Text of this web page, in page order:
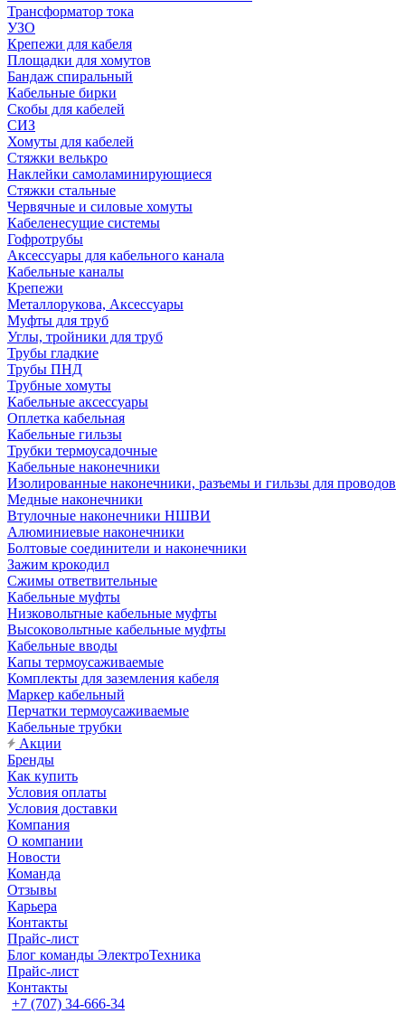
Трансформатор тока
УЗО
Крепежи для кабеля
Площадки для хомутов
Бандаж спиральный
Кабельные бирки
Cкобы для кабелей
СИЗ
Хомуты для кабелей
Стяжки велькро
Наклейки самоламинирующиеся
Стяжки стальные
Червячные и силовые хомуты
Кабеленесущие системы
Гофротрубы
Аксессуары для кабельного канала
Кабельные каналы
Крепежи
Металлорукова, Аксессуары
Муфты для труб
Углы, тройники для труб
Трубы гладкие
Трубы ПНД
Трубные хомуты
Кабельные аксессуары
Оплетка кабельная
Кабельные гильзы
Трубки термоусадочные
Кабельные наконечники
Изолированные наконечники, разъемы и гильзы для проводов
Медные наконечники
Втулочные наконечники НШВИ
Алюминиевые наконечники
Болтовые соединители и наконечники
Зажим крокодил
Сжимы ответвительные
Кабельные муфты
Низковольтные кабельные муфты
Высоковольтные кабельные муфты
Кабельные вводы
Капы термоусаживаемые
Комплекты для заземления кабеля
Маркер кабельный
Перчатки термоусаживаемые
Кабельные трубки
Акции
Бренды
Как купить
Условия оплаты
Условия доставки
Компания
О компании
Новости
Команда
Отзывы
Карьера
Контакты
Прайс-лист
Блог команды ЭлектроТехника
Прайс-лист
Контакты
+7 (707) 34-666-34